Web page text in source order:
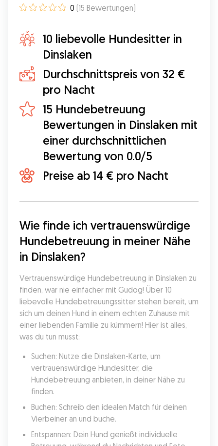
0 (15 Bewertungen)
10 liebevolle Hundesitter in
Dinslaken
Durchschnittspreis von 32 €
pro Nacht
15 Hundebetreuung
Bewertungen in Dinslaken mit
einer durchschnittlichen
Bewertung von 0.0/5
Preise ab 14 € pro Nacht
Wie finde ich vertrauenswürdige
Hundebetreuung in meiner Nähe
in Dinslaken?
Vertrauenswürdige Hundebetreuung in Dinslaken zu
finden, war nie einfacher mit Gudog! Über 10
liebevolle Hundebetreuungssitter stehen bereit, um
sich um deinen Hund in einem echten Zuhause mit
einer liebenden Familie zu kümmern! Hier ist alles,
was du tun musst:
Suchen: Nutze die Dinslaken-Karte, um
vertrauenswürdige Hundesitter, die
Hundebetreuung anbieten, in deiner Nähe zu
finden.
Buchen: Schreib den idealen Match für deinen
Vierbeiner an und buche.
Entspannen: Dein Hund genießt individuelle